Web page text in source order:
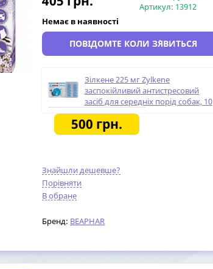
Артикул: 13912
Немає в наявності
ПОВІДОМТЕ КОЛИ З`ЯВИТЬСЯ
Зілкене 225 мг Zylkene
заспокійливий антистресовий
засіб для середніх порід собак, 10
капсул, блістер
500 грн.
Знайшли дешевше?
Порівняти
В обране
Бренд: BEAPHAR